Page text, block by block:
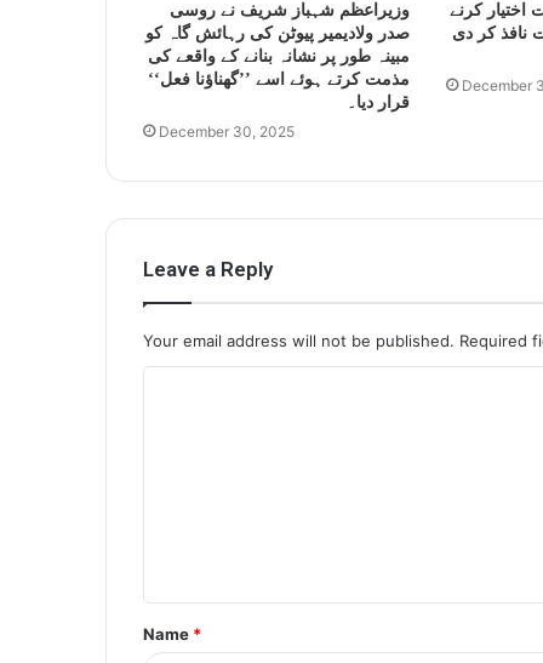
وزیراعظم شہباز شریف نے روسی
صدر ولادیمیر پیوٹن کی رہائش گاہ کو
مبینہ طور پر نشانہ بنانے کے واقعے کی
مذمت کرتے ہوئے اسے ’’گھناؤنا فعل‘‘
قرار دیا۔
December 30, 2025
اختیار کرنے
نافذ کر دی
December
Leave a Reply
Your email address will not be published. Required
t
*
Name *